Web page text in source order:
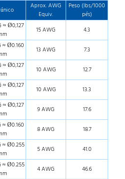
Aprox. AWG
Equiv.
Peso (lbs/1000
pés)
≈ Ø0,127
15 AWG 4.3
≈ Ø0.160
13 AWG 7.3
≈ Ø0,127
10 AWG 12.7
≈ Ø0,127
10 AWG 13.3
≈ Ø0,127
9 AWG 17.6
≈ Ø0.160
8 AWG 18.7
≈ Ø0.255
5 AWG 41.0
≈ Ø0.255
4 AWG 46.6